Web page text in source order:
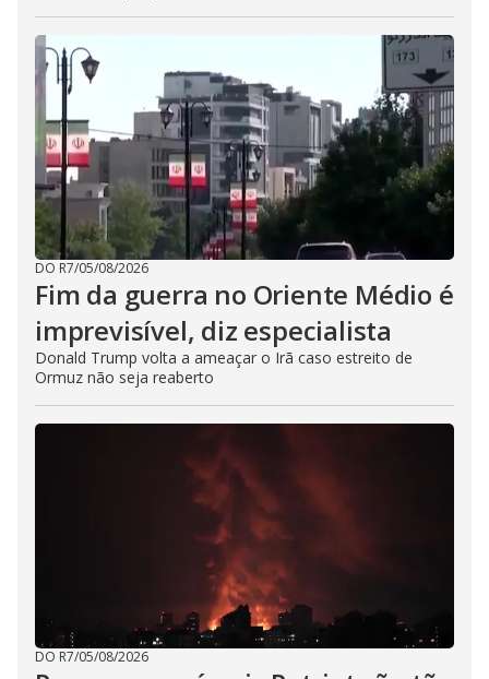
DO R7/05/08/2026
Fim da guerra no Oriente Médio é
imprevisível, diz especialista
Donald Trump volta a ameaçar o Irã caso estreito de
Ormuz não seja reaberto
DO R7/05/08/2026